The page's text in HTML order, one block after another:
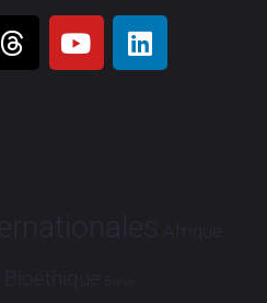
Afrique
Bioéthique Brève